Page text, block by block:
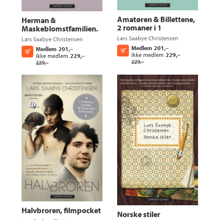
Herman &
Maskeblomstfamilien.
2 romaner i 1.
Lars Saabye Christensen
Medlem 201,–
Ikke medlem 229,–
229,–
Kjøp
Amatøren & Billettene,
2 romaner i 1
Lars Saabye Christensen
Medlem 201,–
Ikke medlem 229,–
229,–
Kjøp
Halvbroren, filmpocket Norske stiler